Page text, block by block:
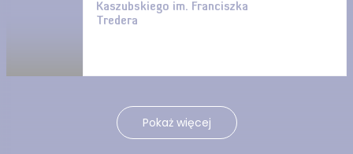
Kaszubskiego im. Franciszka
Tredera
Pokaż więcej